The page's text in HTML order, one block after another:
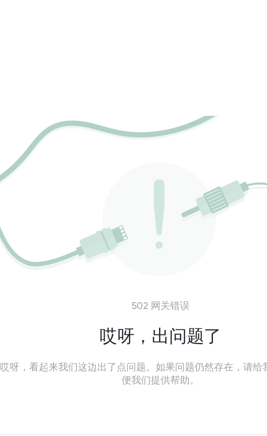
502 网关错误
哎呀，出问题了
哎呀，看起来我们这边出了点问题。如果问题仍然存在，请给
便我们提供帮助。